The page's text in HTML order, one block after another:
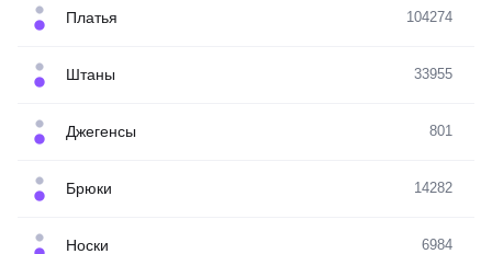
Платья 104274
Штаны 33955
Джегенсы 801
Брюки 14282
Носки 6984